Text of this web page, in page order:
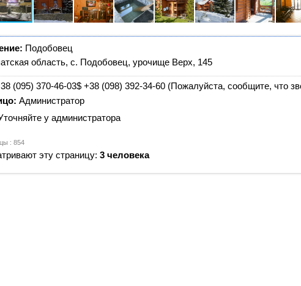
Подобовец
область, с. Подобовец, урочище Верх, 145
(095) 370-46-03$ +38 (098) 392-34-60 (Пожалуйста, сообщите, что
Администратор
у администратора
: 854
эту страницу:3 человека